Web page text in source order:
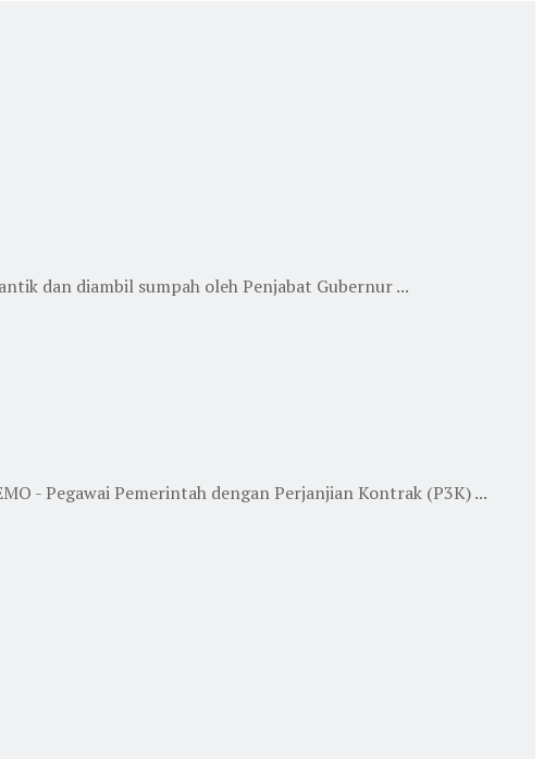
dan diambil sumpah oleh Penjabat Gubernur ...
- Pegawai Pemerintah dengan Perjanjian Kontrak (P3K) ...